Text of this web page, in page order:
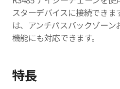
スターデバイスに接続でき
は、アンチパスバックゾー
機能にも対応できます。
特長